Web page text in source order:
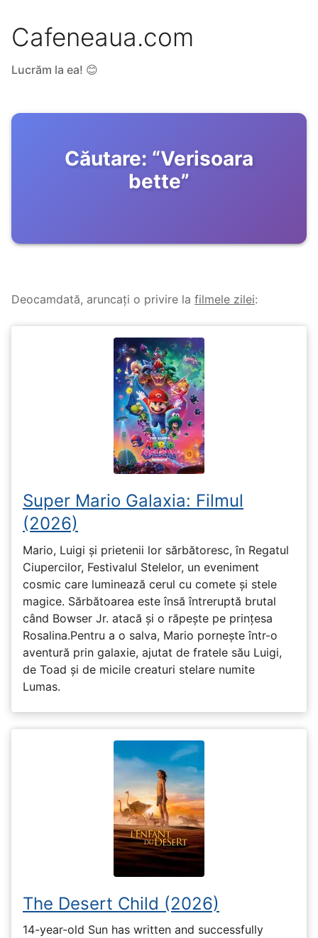
Cafeneaua.com
Lucrăm la ea! 😊
Căutare: “Verisoara
bette”
Deocamdată, aruncați o privire la filmele zilei:
Super Mario Galaxia: Filmul
(2026)
Mario, Luigi și prietenii lor sărbătoresc, în Regatul
Ciupercilor, Festivalul Stelelor, un eveniment
cosmic care luminează cerul cu comete și stele
magice. Sărbătoarea este însă întreruptă brutal
când Bowser Jr. atacă și o răpește pe prinţesa
Rosalina.Pentru a o salva, Mario pornește într-o
aventură prin galaxie, ajutat de fratele său Luigi,
de Toad și de micile creaturi stelare numite
Lumas.
The Desert Child (2026)
14-year-old Sun has written and successfully